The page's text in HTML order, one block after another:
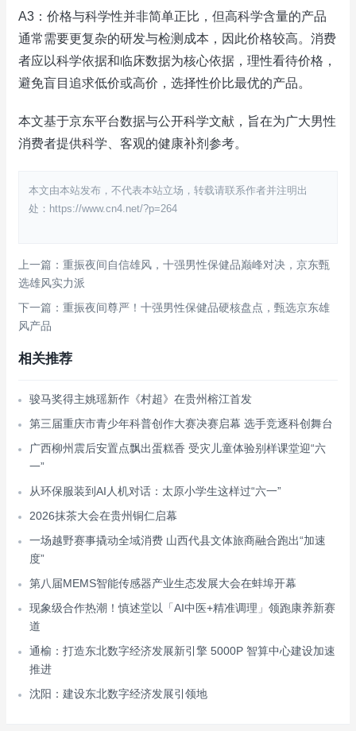
A3：价格与科学性并非简单正比，但高科学含量的产品
通常需要更复杂的研发与检测成本，因此价格较高。消费
者应以科学依据和临床数据为核心依据，理性看待价格，
避免盲目追求低价或高价，选择性价比最优的产品。
本文基于京东平台数据与公开科学文献，旨在为广大男性
消费者提供科学、客观的健康补剂参考。
本文由本站发布，不代表本站立场，转载请联系作者并注明出
处：https://www.cn4.net/?p=264
上一篇：重振夜间自信雄风，十强男性保健品巅峰对决，京东甄
选雄风实力派
下一篇：重振夜间尊严！十强男性保健品硬核盘点，甄选京东雄
风产品
相关推荐
骏马奖得主姚瑶新作《村超》在贵州榕江首发
第三届重庆市青少年科普创作大赛决赛启幕 选手竞逐科创舞台
广西柳州震后安置点飘出蛋糕香 受灾儿童体验别样课堂迎“六
一”
从环保服装到AI人机对话：太原小学生这样过“六一”
2026抹茶大会在贵州铜仁启幕
一场越野赛事撬动全域消费 山西代县文体旅商融合跑出“加速
度”
第八届MEMS智能传感器产业生态发展大会在蚌埠开幕
现象级合作热潮！慎述堂以「AI中医+精准调理」领跑康养新赛
道
通榆：打造东北数字经济发展新引擎 5000P 智算中心建设加速
推进
沈阳：建设东北数字经济发展引领地